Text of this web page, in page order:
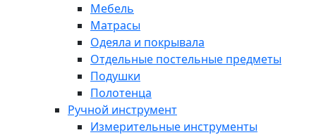
Мебель
Матрасы
Одеяла и покрывала
Отдельные постельные предметы
Подушки
Полотенца
Ручной инструмент
Измерительные инструменты